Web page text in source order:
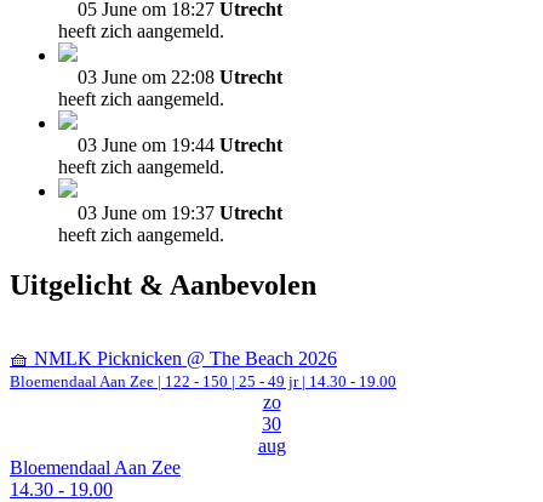
05 June om 18:27 Utrecht
heeft zich aangemeld.
03 June om 22:08 Utrecht
heeft zich aangemeld.
03 June om 19:44 Utrecht
heeft zich aangemeld.
03 June om 19:37 Utrecht
heeft zich aangemeld.
Uitgelicht & Aanbevolen
🧺 NMLK Picknicken @ The Beach 2026
Bloemendaal Aan Zee | 122 - 150 | 25 - 49 jr | 14.30 - 19.00
zo
30
aug
Bloemendaal Aan Zee
14.30 - 19.00